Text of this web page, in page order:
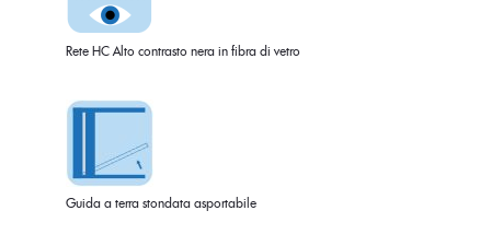
Rete HC Alto contrasto nera in fibra di vetro
Guida a terra stondata asportabile